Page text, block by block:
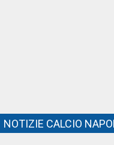
NOTIZIE CALCIO